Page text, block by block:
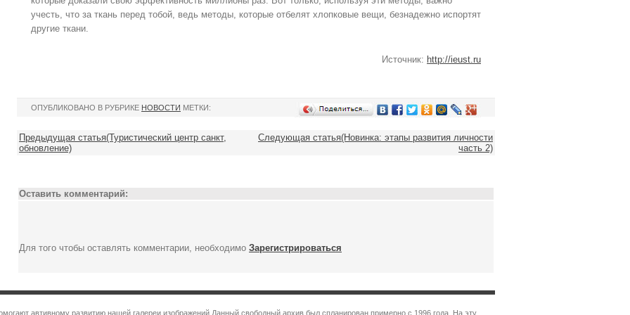
учесть, что за ткань перед тобой, ведь методы, которые отбелят хлопковые вещи, безнадежно испортят
другие ткани.
Источник: http://ieust.ru
ОПУБЛИКОВАНО В РУБРИКЕ НОВОСТИ МЕТКИ:
Предыдущая статья(Туристический центр санкт,
обновление)
Следующая статья(Новинка: этапы развития личности
часть 2)
Оставить комментарий:
Для того чтобы оставлять комментарии, необходимо Зарегистрироваться
автивному развитию нашей галереи изображений Данный свободный архив был спланирован примерно с 1996 года. На эту